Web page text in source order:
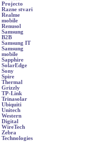
Projecto
Razne stvari
Realme
mobile
Renusol
Samsung
B2B
Samsung IT
Samsung
mobile
Sapphire
SolarEdge
Sony
Spire
Thermal
Grizzly
TP-Link
Trinasolar
Ubiquiti
Unitech
Western
Digital
WireTech
Zebra
Technologies